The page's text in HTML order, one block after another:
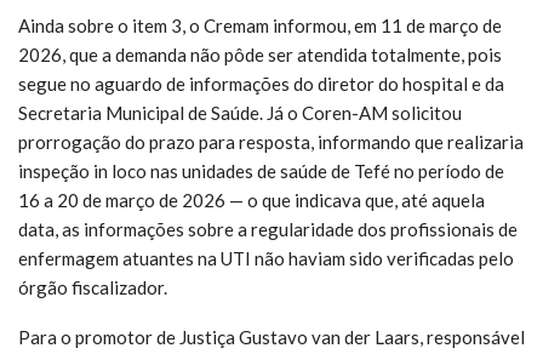
Ainda sobre o item 3, o Cremam informou, em 11 de março de
2026, que a demanda não pôde ser atendida totalmente, pois
segue no aguardo de informações do diretor do hospital e da
Secretaria Municipal de Saúde. Já o Coren-AM solicitou
prorrogação do prazo para resposta, informando que realizaria
inspeção in loco nas unidades de saúde de Tefé no período de
16 a 20 de março de 2026 — o que indicava que, até aquela
data, as informações sobre a regularidade dos profissionais de
enfermagem atuantes na UTI não haviam sido verificadas pelo
órgão fiscalizador.
Para o promotor de Justiça Gustavo van der Laars, responsável